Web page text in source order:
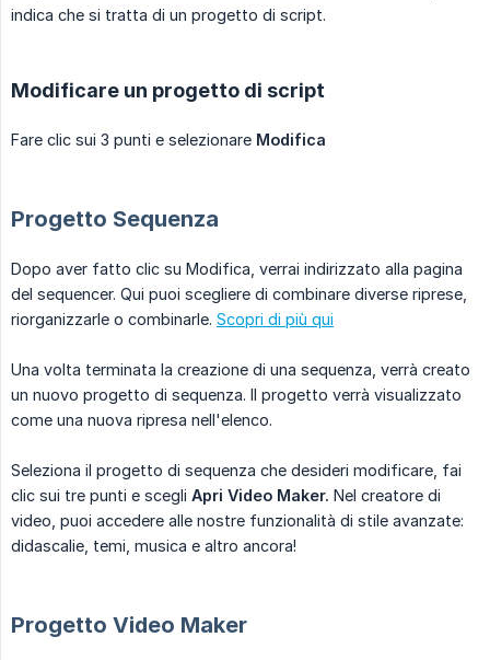
indica che si tratta di un progetto di script.
Modificare un progetto di script
Fare clic sui 3 punti e selezionare Modifica
Progetto Sequenza
Dopo aver fatto clic su Modifica, verrai indirizzato alla pagina
del sequencer. Qui puoi scegliere di combinare diverse riprese,
riorganizzarle o combinarle. Scopri di più qui
Una volta terminata la creazione di una sequenza, verrà creato
un nuovo progetto di sequenza. Il progetto verrà visualizzato
come una nuova ripresa nell'elenco.
Seleziona il progetto di sequenza che desideri modificare, fai
clic sui tre punti e scegli Apri Video Maker. Nel creatore di
video, puoi accedere alle nostre funzionalità di stile avanzate:
didascalie, temi, musica e altro ancora!
Progetto Video Maker